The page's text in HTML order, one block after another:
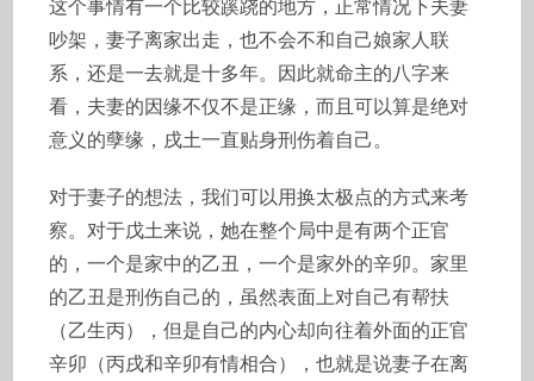
这个事情有一个比较蹊跷的地方，正常情况下夫妻
吵架，妻子离家出走，也不会不和自己娘家人联
系，还是一去就是十多年。因此就命主的八字来
看，夫妻的因缘不仅不是正缘，而且可以算是绝对
意义的孽缘，戌土一直贴身刑伤着自己。
对于妻子的想法，我们可以用换太极点的方式来考
察。对于戊土来说，她在整个局中是有两个正官
的，一个是家中的乙丑，一个是家外的辛卯。家里
的乙丑是刑伤自己的，虽然表面上对自己有帮扶
（乙生丙），但是自己的内心却向往着外面的正官
辛卯（丙戌和辛卯有情相合），也就是说妻子在离